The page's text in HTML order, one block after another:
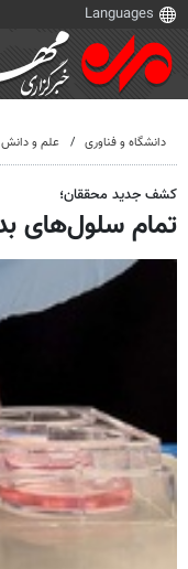
دانشگاه و فناوری علم و دانش
کشف جدید محققان؛
تمام سلول‌های